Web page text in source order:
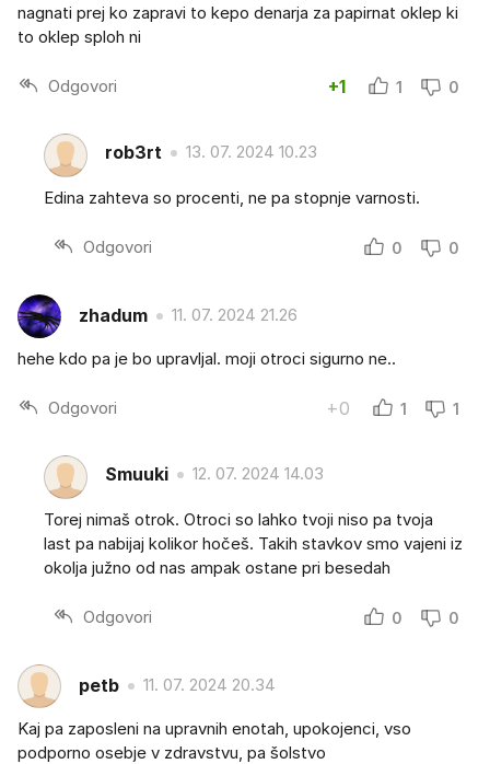
nagnati prej ko zapravi to kepo denarja za papirnat oklep ki
to oklep sploh ni
Odgovori +1 1 0
rob3rt 13. 07. 2024 10.23
Edina zahteva so procenti, ne pa stopnje varnosti.
Odgovori 0 0
zhadum 11. 07. 2024 21.26
hehe kdo pa je bo upravljal. moji otroci sigurno ne..
Odgovori +0 1 1
Smuuki 12. 07. 2024 14.03
Torej nimaš otrok. Otroci so lahko tvoji niso pa tvoja
last pa nabijaj kolikor hočeš. Takih stavkov smo vajeni iz
okolja južno od nas ampak ostane pri besedah
Odgovori 0 0
petb 11. 07. 2024 20.34
Kaj pa zaposleni na upravnih enotah, upokojenci, vso
podporno osebje v zdravstvu, pa šolstvo